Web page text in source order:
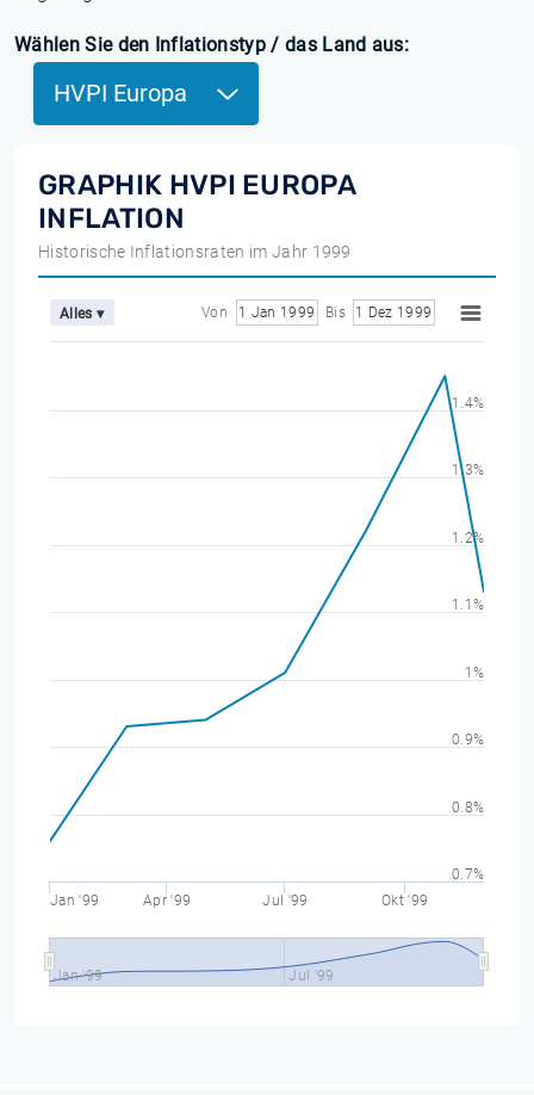
Wählen Sie den Inflationstyp / das Land aus:
HVPI Europa
GRAPHIK HVPI EUROPA
INFLATION
Historische Inflationsraten im Jahr 1999
Alles ▾ Von 1 Jan 1999 Bis 1 Dez 1999
Jan '99 Apr '99 Jul '99 Okt '99
Jan '99 Jul '99
0.7%
0.8%
0.9%
1%
1.1%
1.2%
1.3%
1.4%